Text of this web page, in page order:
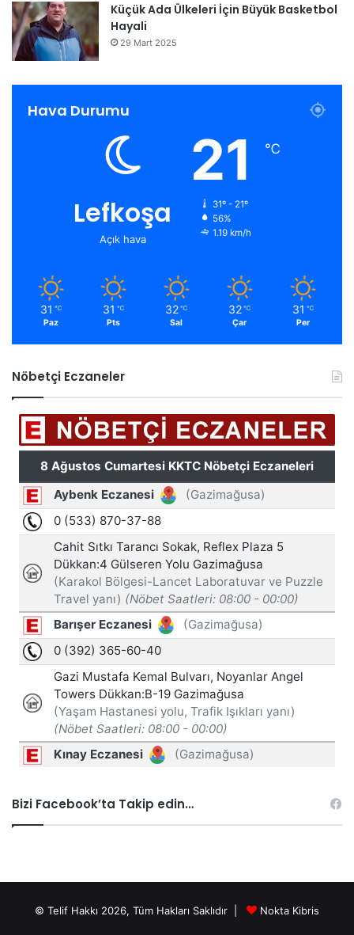
Küçük Ada Ülkeleri İçin Büyük Basketbol
Hayali
29 Mart 2025
Hava Durumu
Lefkoşa
Açık hava
21 ℃
31º - 21º
56%
1.19 km/h
31 ℃
Paz
31 ℃
Pts
32 ℃
Sal
32 ℃
Çar
31 ℃
Per
Nöbetçi Eczaneler
Bizi Facebook’ta Takip edin…
© Telif Hakkı 2026, Tüm Hakları Saklıdır | Nokta Kibris